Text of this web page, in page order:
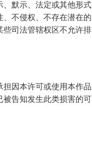
、默示、法定或其他形式
不侵权、不存在潜在的
司法管辖权区不允许排
因本许可或使用本作品
告知发生此类损害的可